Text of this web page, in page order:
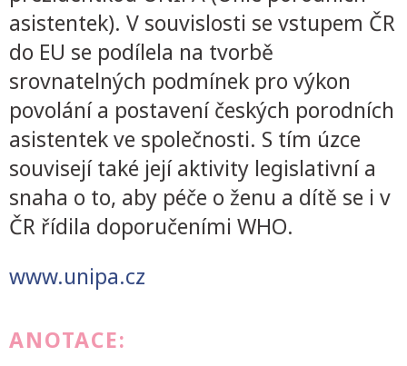
asistentek). V souvislosti se vstupem ČR
do EU se podílela na tvorbě
srovnatelných podmínek pro výkon
povolání a postavení českých porodních
asistentek ve společnosti. S tím úzce
souvisejí také její aktivity legislativní a
snaha o to, aby péče o ženu a dítě se i v
ČR řídila doporučeními WHO.
www.unipa.cz
ANOTACE: